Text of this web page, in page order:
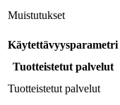
Muistutukset
Käytettävyysparametri
Tuotteistetut palvelut
Tuotteistetut palvelut